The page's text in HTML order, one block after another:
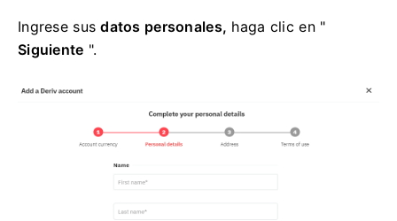
Ingrese susdatos personales, haga clic en "
Siguiente ".